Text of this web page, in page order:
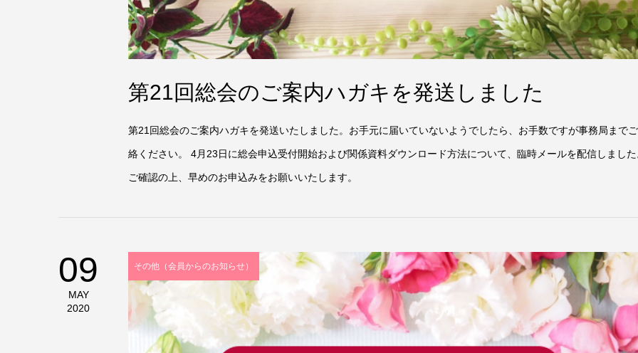
第21回総会のご案内ハガキを発送しました
第21回総会のご案内ハガキを発送いたしました。お手元に届いていないようでしたら、お手数ですが事務局まで
絡ください。 4月23日に総会申込受付開始および関係資料ダウンロード方法について、臨時メールを配信しまし
ご確認の上、早めのお申込みをお願いいたします。
09
MAY
2020
その他（会員からのお知らせ）